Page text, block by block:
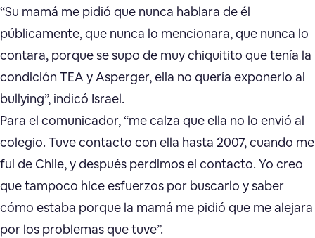
“Su mamá me pidió que nunca hablara de él
públicamente, que nunca lo mencionara, que nunca lo
contara, porque se supo de muy chiquitito que tenía la
condición TEA y Asperger, ella no quería exponerlo al
bullying”, indicó Israel.
Para el comunicador, “me calza que ella no lo envió al
colegio. Tuve contacto con ella hasta 2007, cuando me
fui de Chile, y después perdimos el contacto. Yo creo
que tampoco hice esfuerzos por buscarlo y saber
cómo estaba porque la mamá me pidió que me alejara
por los problemas que tuve”.